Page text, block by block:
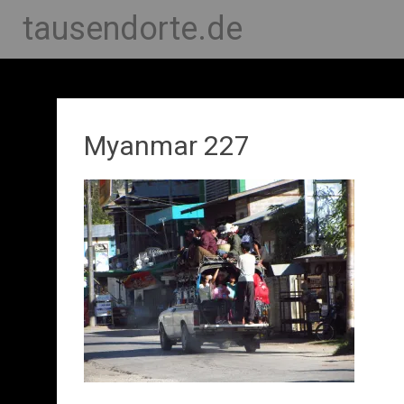
tausendorte.de
Myanmar 227